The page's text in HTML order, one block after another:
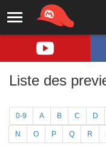
Liste des
0-9 A B C D
N O P Q R